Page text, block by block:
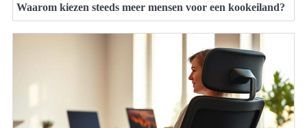
Waarom kiezen steeds meer mensen voor een kookeiland?